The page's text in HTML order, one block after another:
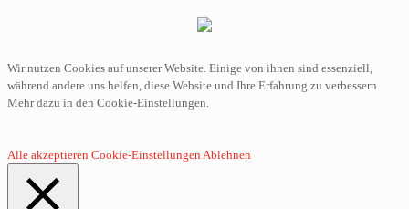
Wir nutzen Cookies auf unserer Website. Einige von ihnen sind essenziell,
während andere uns helfen, diese Website und Ihre Erfahrung zu verbessern.
Mehr dazu in den Cookie-Einstellungen.
Alle akzeptieren Cookie-Einstellungen Ablehnen